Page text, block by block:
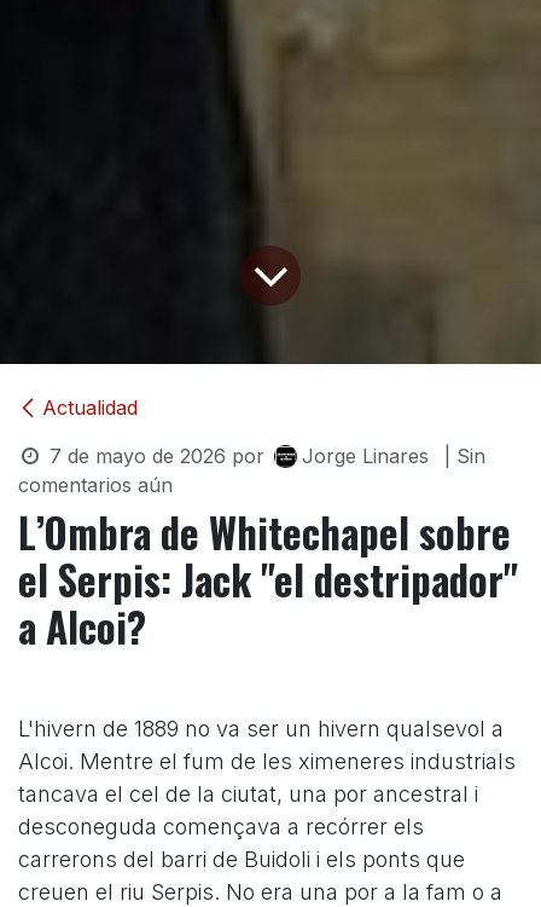
Actualidad
7 de mayo de 2026 por Jorge Linares
| Sin
comentarios aún
L’Ombra de Whitechapel sobre
el Serpis: Jack "el destripador"
a Alcoi?
L'hivern de 1889 no va ser un hivern qualsevol a
Alcoi. Mentre el fum de les ximeneres industrials
tancava el cel de la ciutat, una por ancestral i
desconeguda començava a recórrer els
carrerons del barri de Buidoli i els ponts que
creuen el riu Serpis. No era una por a la fam o a